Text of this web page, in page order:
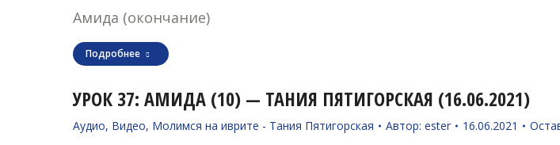
Амида (окончание)
Подробнее
УРОК 37: АМИДА (10) — ТАНИЯ ПЯТИГОРСКАЯ (16.06.2021)
Аудио, Видео, Молимся на иврите - Тания Пятигорская Автор: ester 16.06.2021